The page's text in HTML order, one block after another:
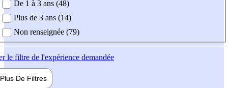
De 1 à 3 ans (48)
Plus de 3 ans (14)
Non renseignée (79)
le filtre de l'expérience demandée
Plus De Filtres